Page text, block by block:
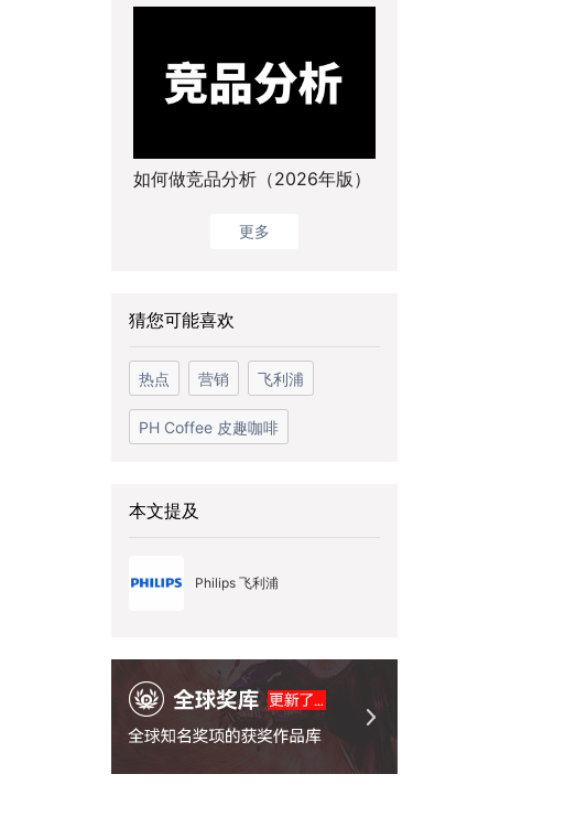
如何做竞品分析（2026年版）
更多
猜您可能喜欢
热点 营销 飞利浦
PH Coffee 皮趣咖啡
本文提及
Philips 飞利浦